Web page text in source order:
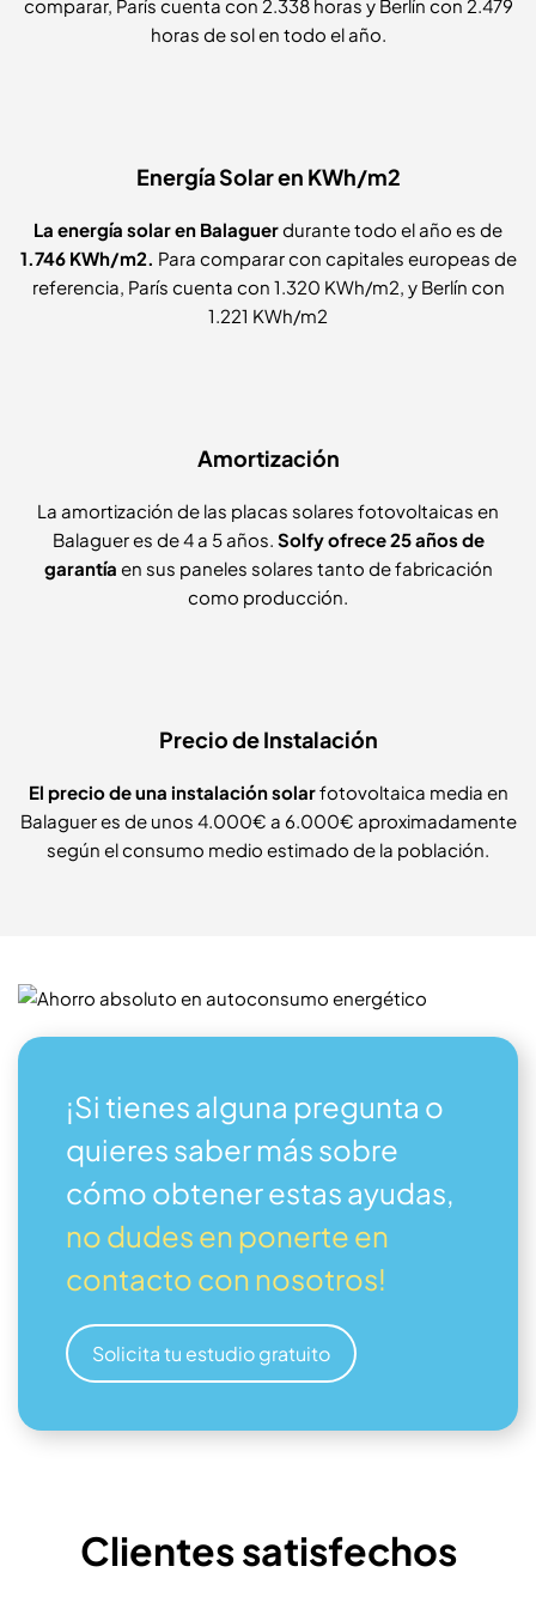
comparar, París cuenta con 2.338 horas y Berlín con 2.479
horas de sol en todo el año.
Energía Solar en KWh/m2
La energía solar en Balaguerdurante todo el año es de
1.746 KWh/m2. Para comparar con capitales europeas de
referencia, París cuenta con 1.320 KWh/m2, y Berlín con
1.221 KWh/m2
Amortización
La amortización de las placas solares fotovoltaicas en
Balaguer es de 4 a 5 años. Solfy ofrece 25 años de
garantía en sus paneles solares tanto de fabricación
como producción.
Precio de Instalación
El precio de una instalación solarfotovoltaica media en
Balaguer es de unos 4.000€ a 6.000€ aproximadamente
según el consumo medio estimado de la población.
¡Si tienes alguna pregunta o
quieres saber más sobre
cómo obtener estas ayudas,
no dudes en ponerte en
contacto con nosotros!
Solicita tu estudio gratuito
Clientes satisfechos